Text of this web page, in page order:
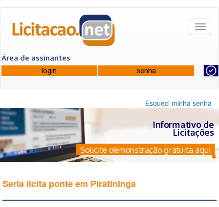
Área de assinantes
Esqueci minha senha
Informativo de
Licitações
Solicite demonstração gratuita aqui
Serla licita ponte em Piratininga